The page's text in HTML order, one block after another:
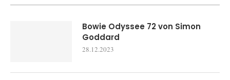
Bowie Odyssee 72 von Simon
Goddard
28.12.2023